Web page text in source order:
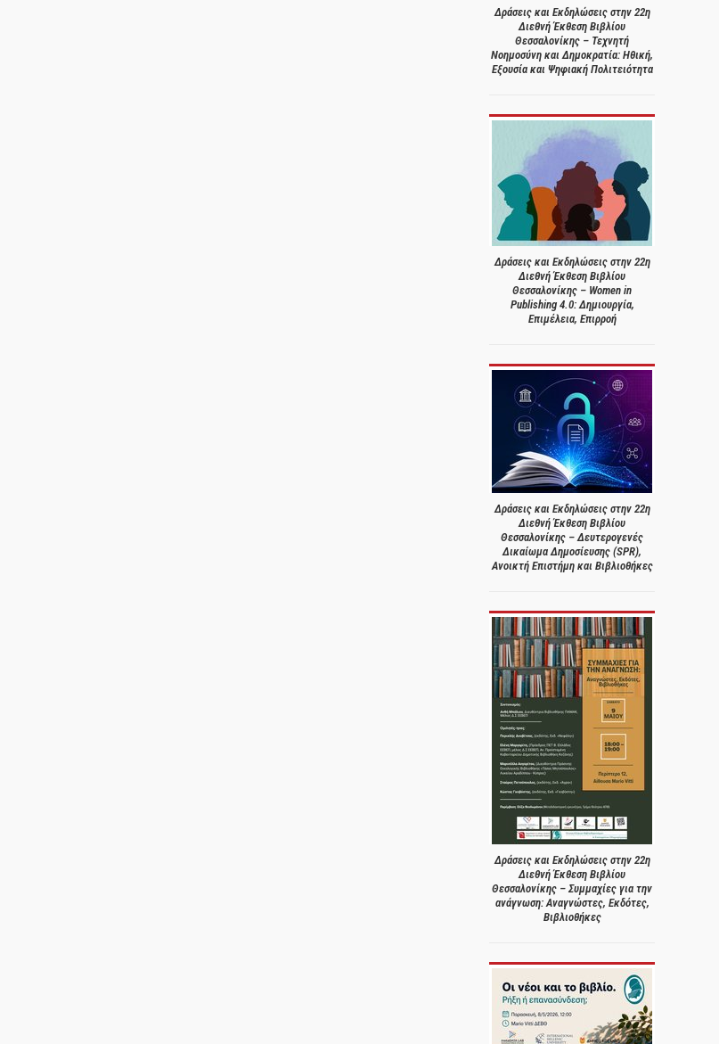
Δράσεις και Εκδηλώσεις στην 22η
Διεθνή Έκθεση Βιβλίου
Θεσσαλονίκης – Τεχνητή
Νοημοσύνη και Δημοκρατία: Ηθική,
Εξουσία και Ψηφιακή Πολιτειότητα
Δράσεις και Εκδηλώσεις στην 22η
Διεθνή Έκθεση Βιβλίου
Θεσσαλονίκης – Women in
Publishing 4.0: Δημιουργία,
Επιμέλεια, Επιρροή
Δράσεις και Εκδηλώσεις στην 22η
Διεθνή Έκθεση Βιβλίου
Θεσσαλονίκης – Δευτερογενές
Δικαίωμα Δημοσίευσης (SPR),
Ανοικτή Επιστήμη και Βιβλιοθήκες
Δράσεις και Εκδηλώσεις στην 22η
Διεθνή Έκθεση Βιβλίου
Θεσσαλονίκης – Συμμαχίες για την
ανάγνωση: Αναγνώστες, Εκδότες,
Βιβλιοθήκες